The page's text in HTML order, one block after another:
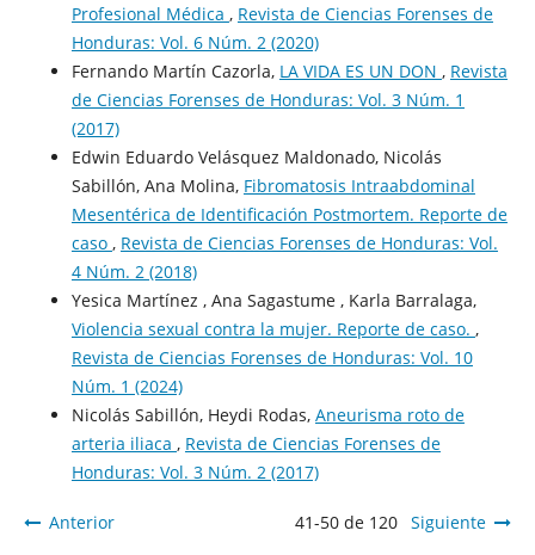
Profesional Médica , Revista de Ciencias Forenses de
Honduras: Vol. 6 Núm. 2 (2020)
Fernando Martín Cazorla, LA VIDA ES UN DON , Revista
de Ciencias Forenses de Honduras: Vol. 3 Núm. 1
(2017)
Edwin Eduardo Velásquez Maldonado, Nicolás
Sabillón, Ana Molina, Fibromatosis Intraabdominal
Mesentérica de Identificación Postmortem. Reporte de
caso , Revista de Ciencias Forenses de Honduras: Vol.
4 Núm. 2 (2018)
Yesica Martínez , Ana Sagastume , Karla Barralaga,
Violencia sexual contra la mujer. Reporte de caso. ,
Revista de Ciencias Forenses de Honduras: Vol. 10
Núm. 1 (2024)
Nicolás Sabillón, Heydi Rodas, Aneurisma roto de
arteria iliaca , Revista de Ciencias Forenses de
Honduras: Vol. 3 Núm. 2 (2017)
Anterior 41-50 de 120 Siguiente